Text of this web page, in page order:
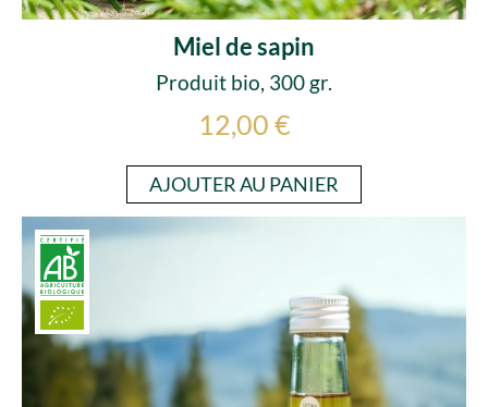
Miel de sapin
Produit bio, 300 gr.
12,00 €
AJOUTER AU PANIER